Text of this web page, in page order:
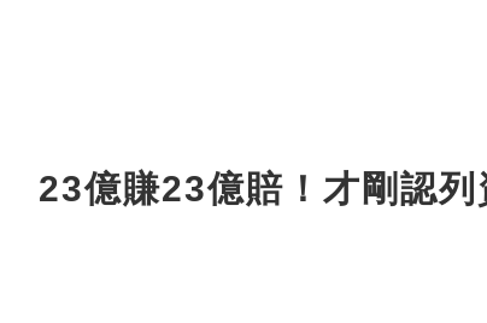
23億賺23億賠！才剛認